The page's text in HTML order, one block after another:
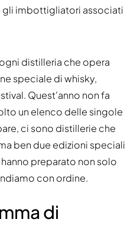
gli imbottigliatori associati
distilleria che opera
speciale di whisky,
Quest'anno non fa
un elenco delle singole
ci sono distillerie che
ben due edizioni speciali
preparato non solo
con ordine.
di